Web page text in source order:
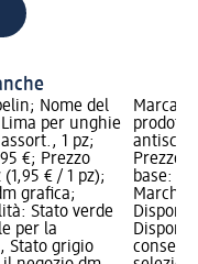
Nome del
per unghie
1 pz;
€; Prezzo
(1,95 € / 1 pz);
grafica;
Stato verde
per la
Stato grigio
Marca:
Prezzo:
base: 1
Marchio